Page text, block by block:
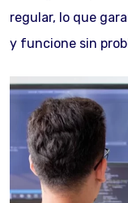
regular, lo que
y funcione sin